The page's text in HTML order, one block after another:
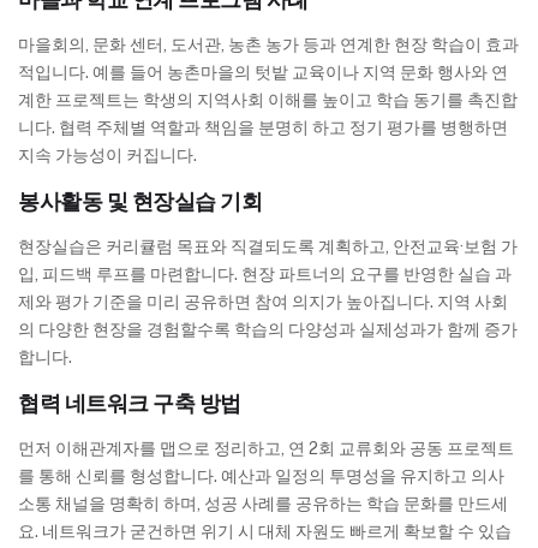
마을회의, 문화 센터, 도서관, 농촌 농가 등과 연계한 현장 학습이 효과
적입니다. 예를 들어 농촌마을의 텃밭 교육이나 지역 문화 행사와 연
계한 프로젝트는 학생의 지역사회 이해를 높이고 학습 동기를 촉진합
니다. 협력 주체별 역할과 책임을 분명히 하고 정기 평가를 병행하면
지속 가능성이 커집니다.
봉사활동 및 현장실습 기회
현장실습은 커리큘럼 목표와 직결되도록 계획하고, 안전교육·보험 가
입, 피드백 루프를 마련합니다. 현장 파트너의 요구를 반영한 실습 과
제와 평가 기준을 미리 공유하면 참여 의지가 높아집니다. 지역 사회
의 다양한 현장을 경험할수록 학습의 다양성과 실제성과가 함께 증가
합니다.
협력 네트워크 구축 방법
먼저 이해관계자를 맵으로 정리하고, 연 2회 교류회와 공동 프로젝트
를 통해 신뢰를 형성합니다. 예산과 일정의 투명성을 유지하고 의사
소통 채널을 명확히 하며, 성공 사례를 공유하는 학습 문화를 만드세
요. 네트워크가 굳건하면 위기 시 대체 자원도 빠르게 확보할 수 있습